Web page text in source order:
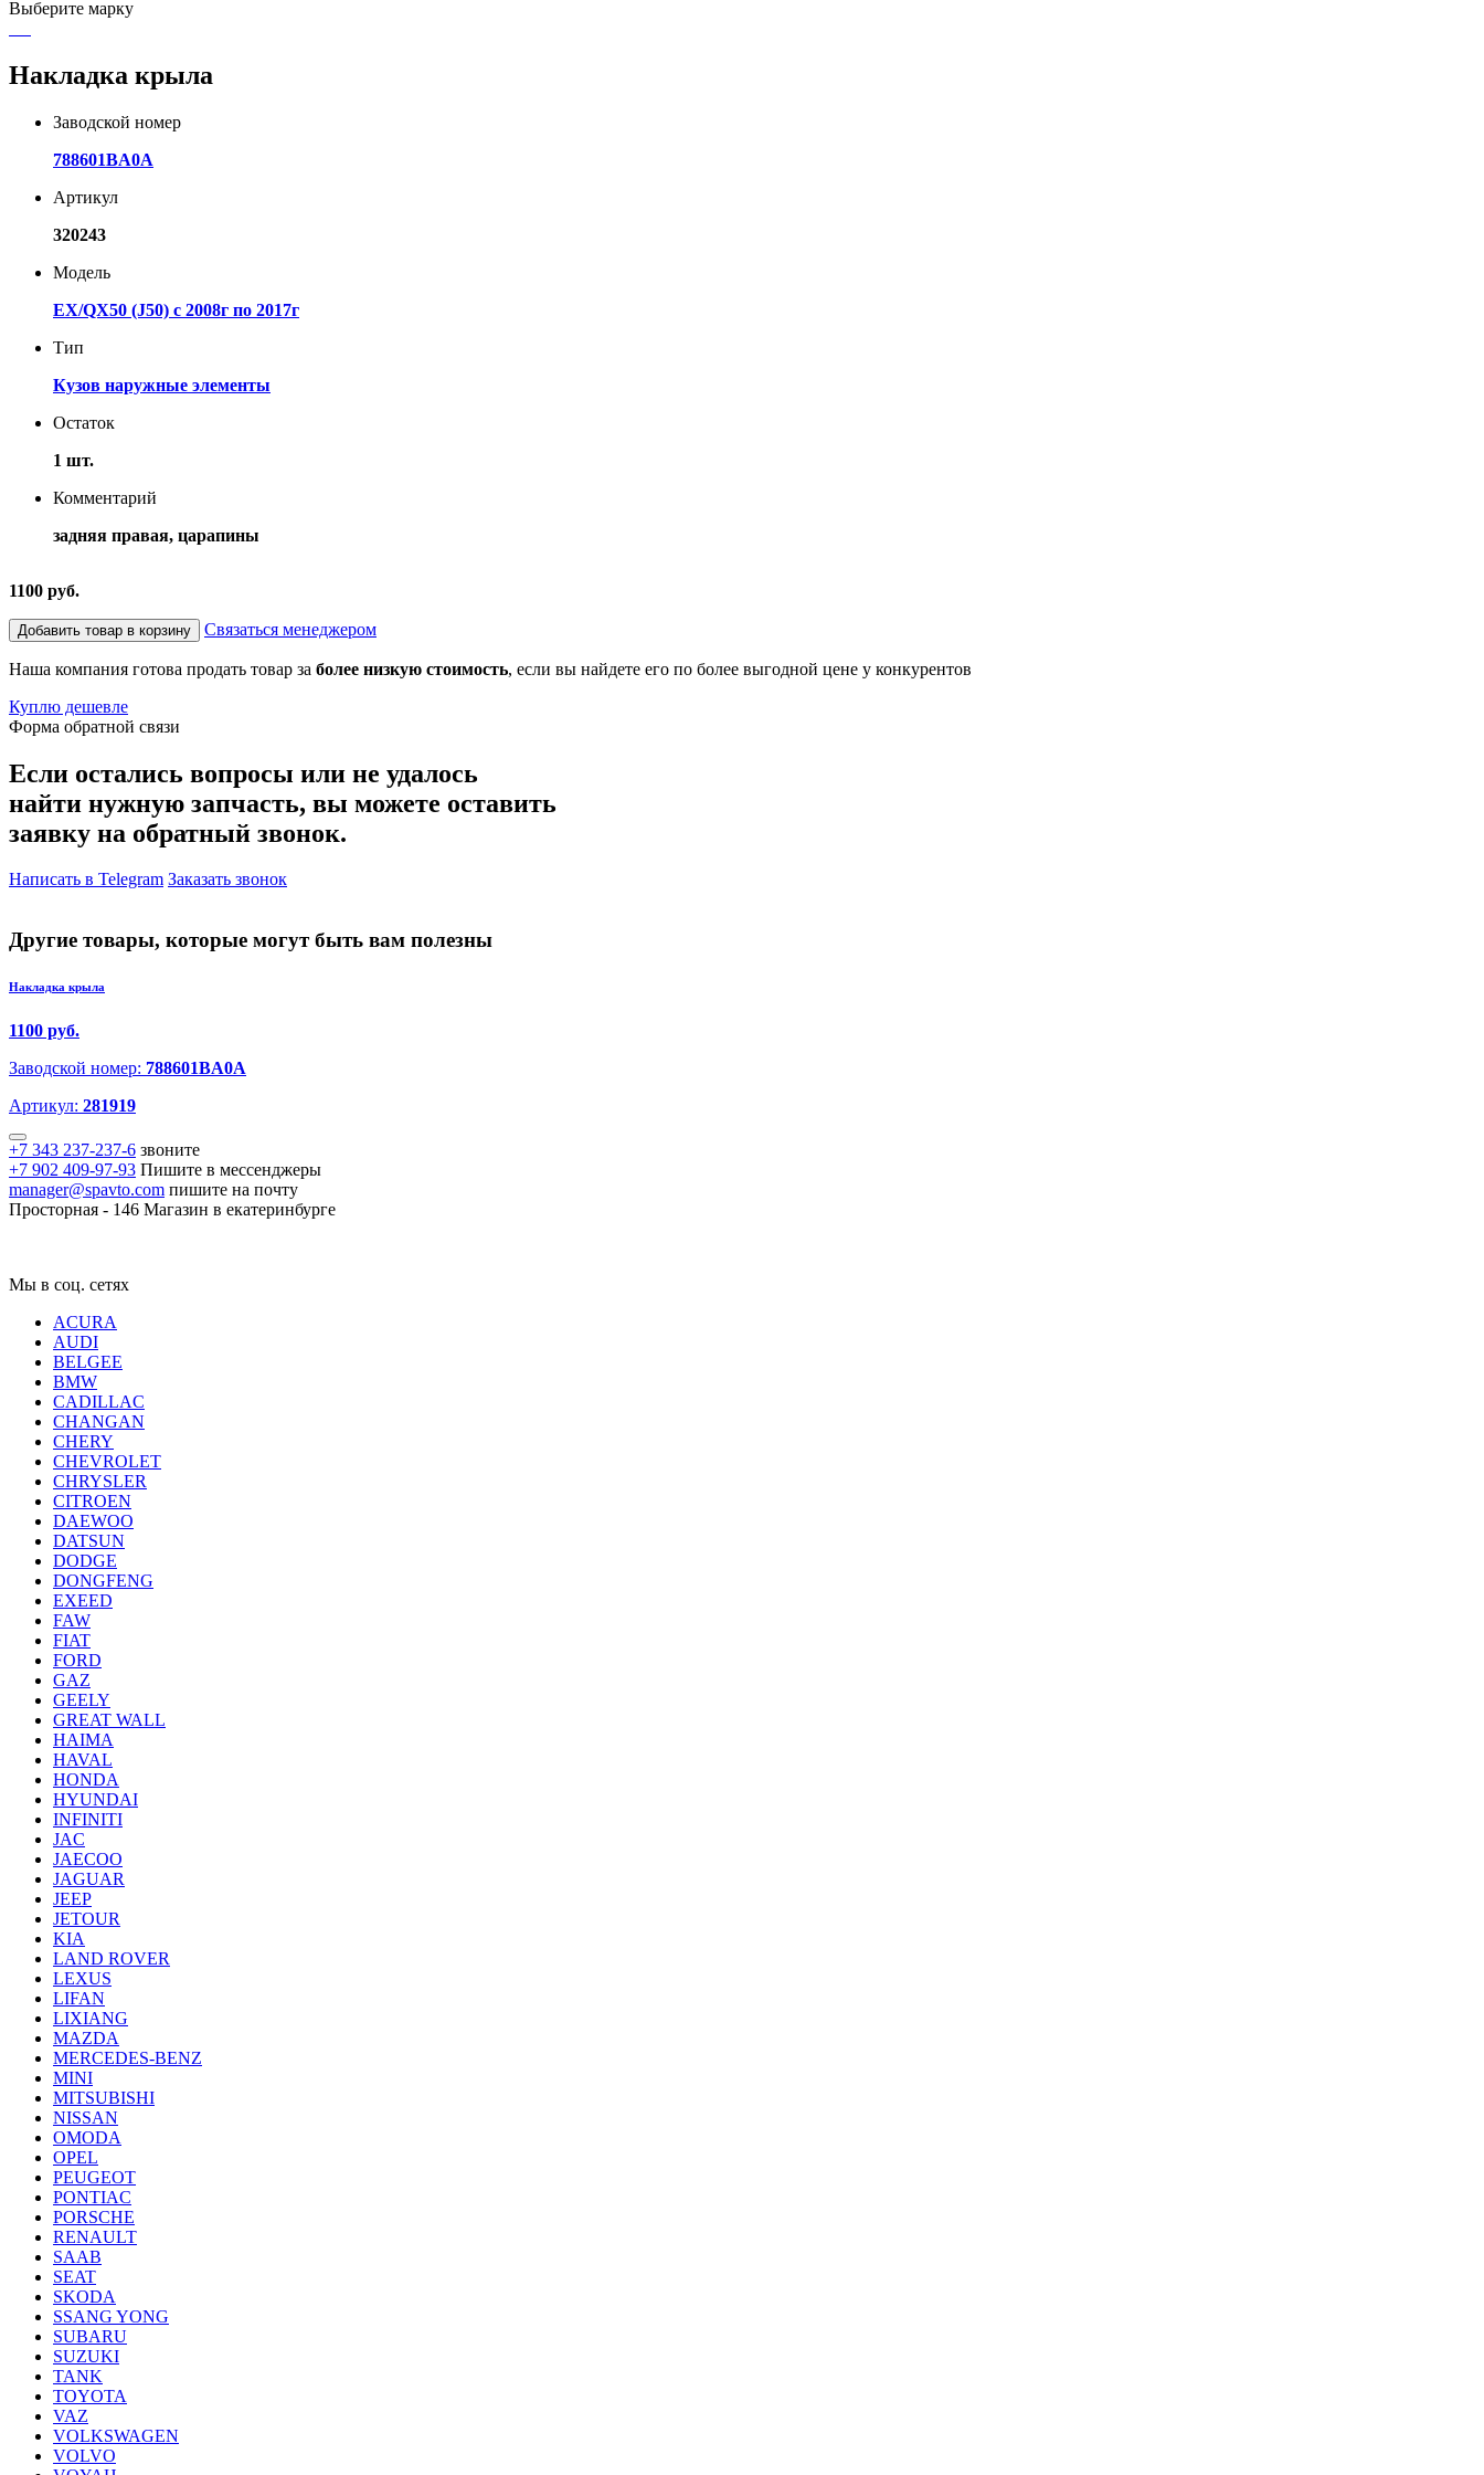
Выберите марку
Накладка крыла
Заводской номер
788601BA0A
Артикул
320243
Модель
EX/QX50 (J50) с 2008г по 2017г
Тип
Кузов наружные элементы
Остаток
1 шт.
Комментарий
задняя правая, царапины
1100 руб.
Добавить товар в корзину Связаться менеджером
Наша компания готова продать товар за более низкую стоимость, если вы найдете его по более выгодной цене у конкурентов
Куплю дешевле
Форма обратной связи
Если остались вопросы или не удалось
найти нужную запчасть, вы можете оставить
заявку на обратный звонок.
Написать в Telegram Заказать звонок
Другие товары, которые могут быть вам полезны
Накладка крыла
1100 руб.
Заводской номер: 788601BA0A
Артикул: 281919
+7 343 237-237-6 звоните
+7 902 409-97-93 Пишите в мессенджеры
manager@spavto.com пишите на почту
Просторная - 146 Магазин в екатеринбурге
Мы в соц. сетях
ACURA
AUDI
BELGEE
BMW
CADILLAC
CHANGAN
CHERY
CHEVROLET
CHRYSLER
CITROEN
DAEWOO
DATSUN
DODGE
DONGFENG
EXEED
FAW
FIAT
FORD
GAZ
GEELY
GREAT WALL
HAIMA
HAVAL
HONDA
HYUNDAI
INFINITI
JAC
JAECOO
JAGUAR
JEEP
JETOUR
KIA
LAND ROVER
LEXUS
LIFAN
LIXIANG
MAZDA
MERCEDES-BENZ
MINI
MITSUBISHI
NISSAN
OMODA
OPEL
PEUGEOT
PONTIAC
PORSCHE
RENAULT
SAAB
SEAT
SKODA
SSANG YONG
SUBARU
SUZUKI
TANK
TOYOTA
VAZ
VOLKSWAGEN
VOLVO